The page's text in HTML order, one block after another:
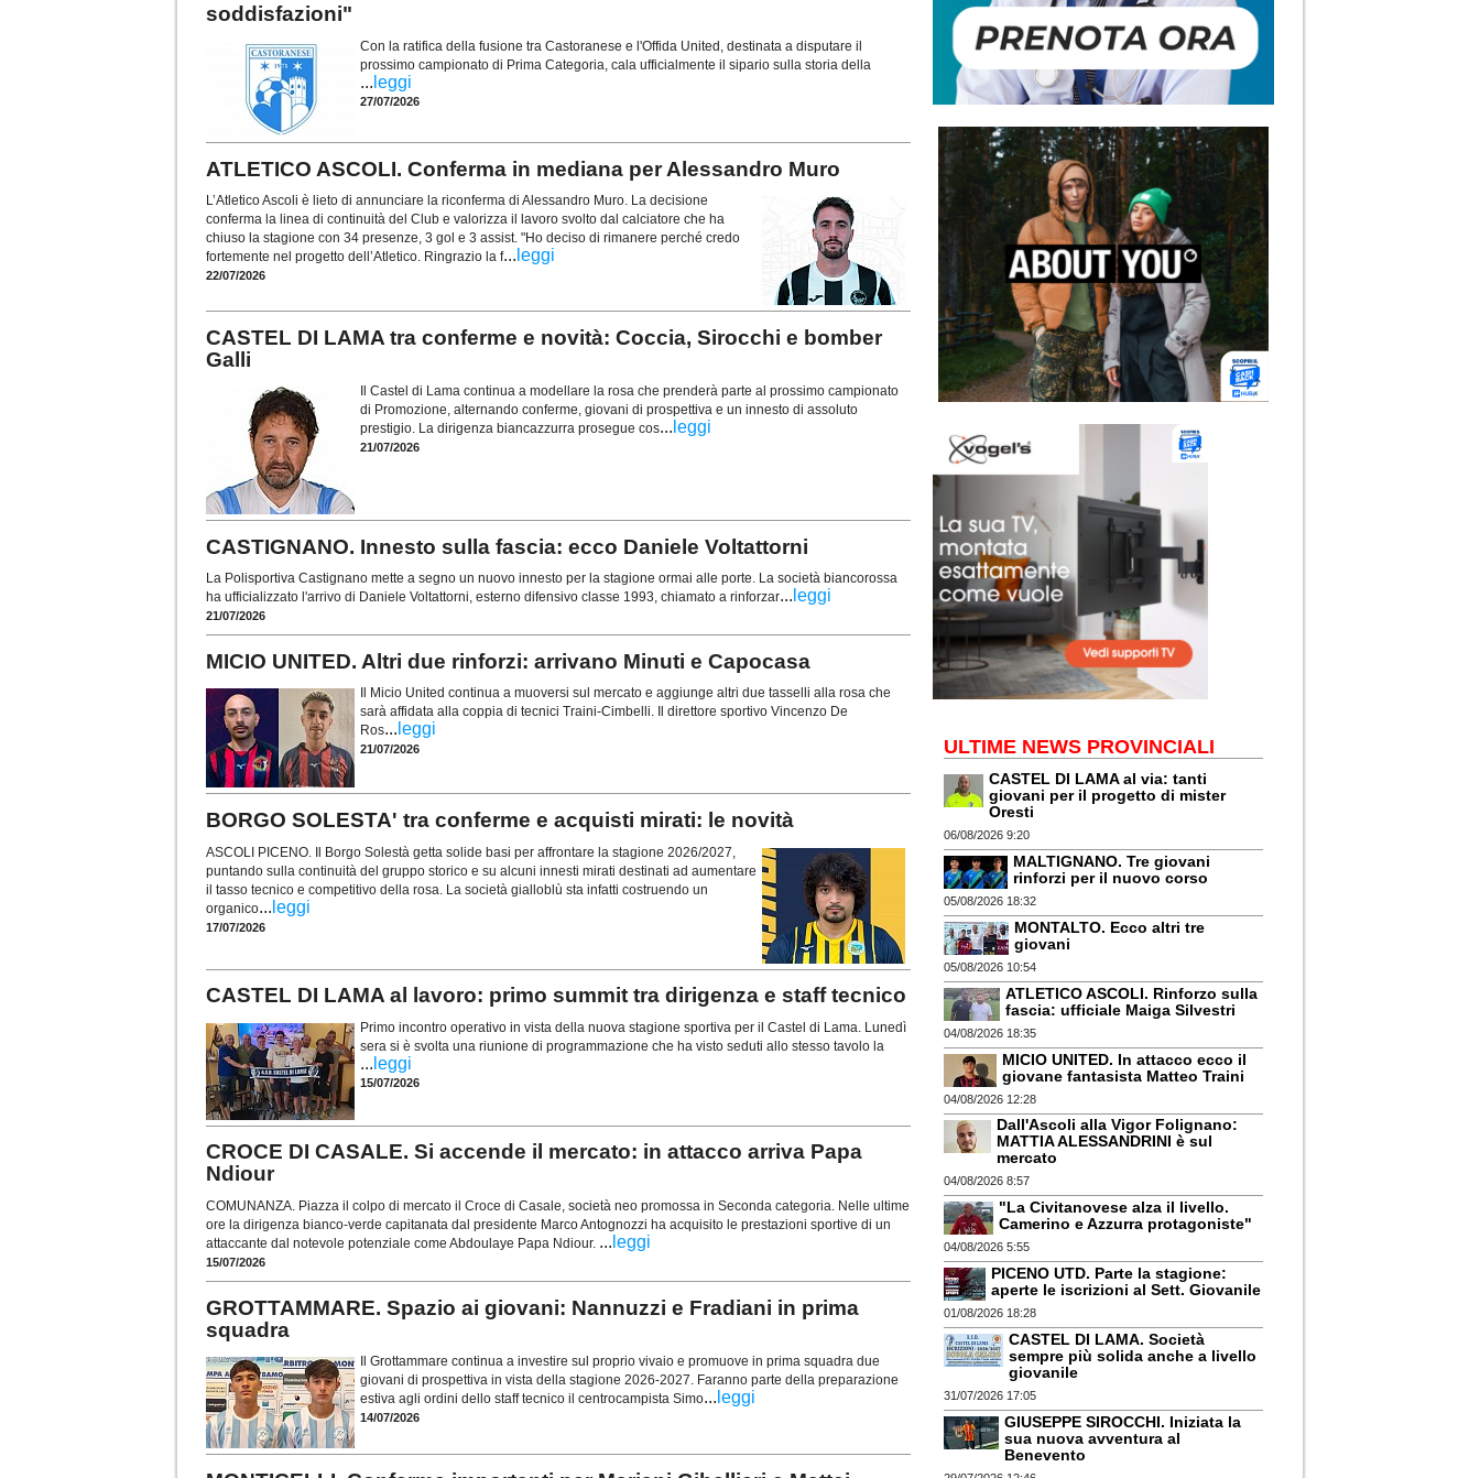
soddisfazioni"
Con la ratifica della fusione tra Castoranese e l'Offida United, destinata a disputare il
prossimo campionato di Prima Categoria, cala ufficialmente il sipario sulla storia della
... leggi
27/07/2026
ATLETICO ASCOLI. Conferma in mediana per Alessandro Muro
L’Atletico Ascoli è lieto di annunciare la riconferma di Alessandro Muro. La decisione
conferma la linea di continuità del Club e valorizza il lavoro svolto dal calciatore che ha
chiuso la stagione con 34 presenze, 3 gol e 3 assist. "Ho deciso di rimanere perché credo
fortemente nel progetto dell’Atletico. Ringrazio la f... leggi
22/07/2026
CASTEL DI LAMA tra conferme e novità: Coccia, Sirocchi e bomber
Galli
Il Castel di Lama continua a modellare la rosa che prenderà parte al prossimo campionato
di Promozione, alternando conferme, giovani di prospettiva e un innesto di assoluto
prestigio. La dirigenza biancazzurra prosegue cos... leggi
21/07/2026
CASTIGNANO. Innesto sulla fascia: ecco Daniele Voltattorni
La Polisportiva Castignano mette a segno un nuovo innesto per la stagione ormai alle porte. La società biancorossa
ha ufficializzato l'arrivo di Daniele Voltattorni, esterno difensivo classe 1993, chiamato a rinforzar... leggi
21/07/2026
MICIO UNITED. Altri due rinforzi: arrivano Minuti e Capocasa
Il Micio United continua a muoversi sul mercato e aggiunge altri due tasselli alla rosa che
sarà affidata alla coppia di tecnici Traini-Cimbelli. Il direttore sportivo Vincenzo De
Ros... leggi
21/07/2026
BORGO SOLESTA' tra conferme e acquisti mirati: le novità
ASCOLI PICENO. Il Borgo Solestà getta solide basi per affrontare la stagione 2026/2027,
puntando sulla continuità del gruppo storico e su alcuni innesti mirati destinati ad aumentare
il tasso tecnico e competitivo della rosa. La società gialloblù sta infatti costruendo un
organico... leggi
17/07/2026
CASTEL DI LAMA al lavoro: primo summit tra dirigenza e staff tecnico
Primo incontro operativo in vista della nuova stagione sportiva per il Castel di Lama. Lunedì
sera si è svolta una riunione di programmazione che ha visto seduti allo stesso tavolo la
... leggi
15/07/2026
CROCE DI CASALE. Si accende il mercato: in attacco arriva Papa
Ndiour
COMUNANZA. Piazza il colpo di mercato il Croce di Casale, società neo promossa in Seconda categoria. Nelle ultime
ore la dirigenza bianco-verde capitanata dal presidente Marco Antognozzi ha acquisito le prestazioni sportive di un
attaccante dal notevole potenziale come Abdoulaye Papa Ndiour. ... leggi
15/07/2026
GROTTAMMARE. Spazio ai giovani: Nannuzzi e Fradiani in prima
squadra
Il Grottammare continua a investire sul proprio vivaio e promuove in prima squadra due
giovani di prospettiva in vista della stagione 2026-2027. Faranno parte della preparazione
estiva agli ordini dello staff tecnico il centrocampista Simo... leggi
14/07/2026
ULTIME NEWS PROVINCIALI
CASTEL DI LAMA al via: tanti
giovani per il progetto di mister
Oresti
06/08/2026 9:20
MALTIGNANO. Tre giovani
rinforzi per il nuovo corso
05/08/2026 18:32
MONTALTO. Ecco altri tre
giovani
05/08/2026 10:54
ATLETICO ASCOLI. Rinforzo sulla
fascia: ufficiale Maiga Silvestri
04/08/2026 18:35
MICIO UNITED. In attacco ecco il
giovane fantasista Matteo Traini
04/08/2026 12:28
Dall'Ascoli alla Vigor Folignano:
MATTIA ALESSANDRINI è sul
mercato
04/08/2026 8:57
"La Civitanovese alza il livello.
Camerino e Azzurra protagoniste"
04/08/2026 5:55
PICENO UTD. Parte la stagione:
aperte le iscrizioni al Sett. Giovanile
01/08/2026 18:28
CASTEL DI LAMA. Società
sempre più solida anche a livello
giovanile
31/07/2026 17:05
GIUSEPPE SIROCCHI. Iniziata la
sua nuova avventura al
Benevento